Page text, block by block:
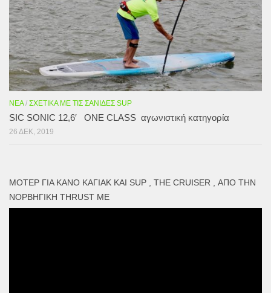
ΝΈΑ/ ΣΧΕΤΙΚΆ ΜΕ ΤΙΣ ΣΑΝΊΔΕΣ SUP
SIC SONIC 12,6′ ONE CLASS αγωνιστική κατηγορία
26 ΔΕΚ, 2019
ΜΟΤΕΡ ΓΙΑ ΚΑΝΌ ΚΑΓΙΑΚ ΚΑΙ SUP , THE CRUISER , ΑΠΌ ΤΗΝ
ΝΟΡΒΗΓΙΚΉ THRUST ME